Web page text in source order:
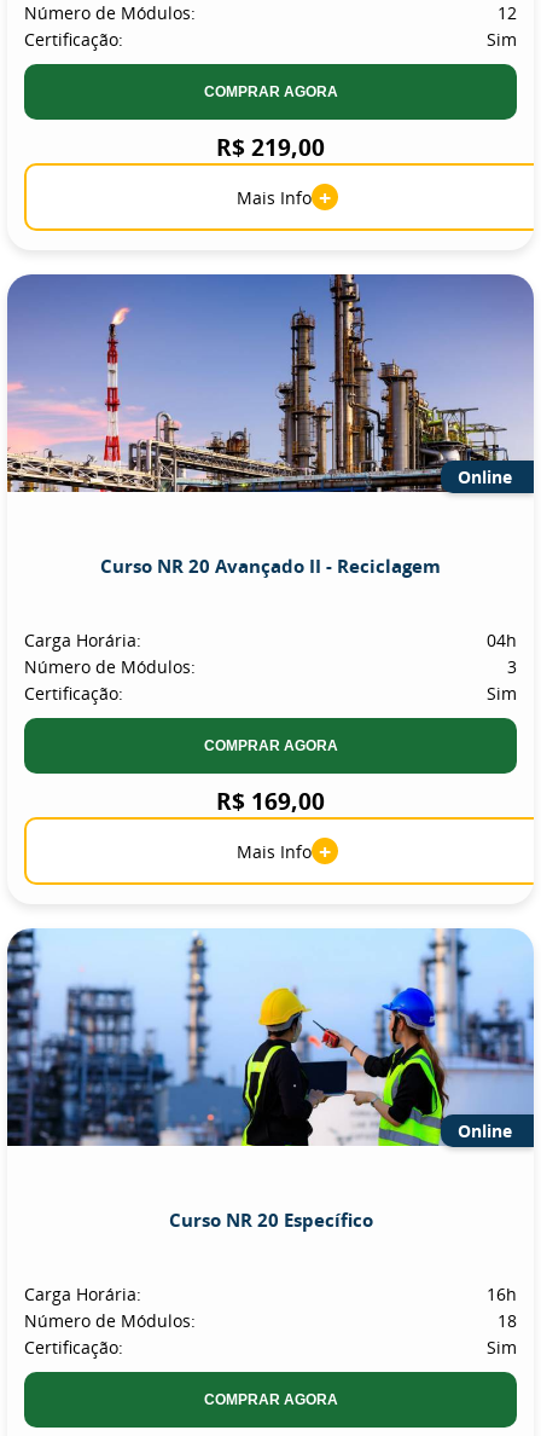
Número de Módulos:
12
Certificação:
Sim
COMPRAR AGORA
R$ 219,00
Mais Info +
Online
Curso NR 20 Avançado II - Reciclagem
Carga Horária:
04h
Número de Módulos:
3
Certificação:
Sim
COMPRAR AGORA
R$ 169,00
Mais Info +
Online
Curso NR 20 Específico
Carga Horária:
16h
Número de Módulos:
18
Certificação:
Sim
COMPRAR AGORA